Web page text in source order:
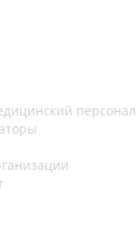
персонал